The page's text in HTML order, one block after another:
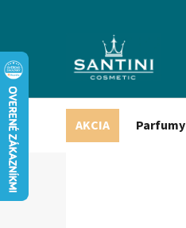
AKCIA Parfumy